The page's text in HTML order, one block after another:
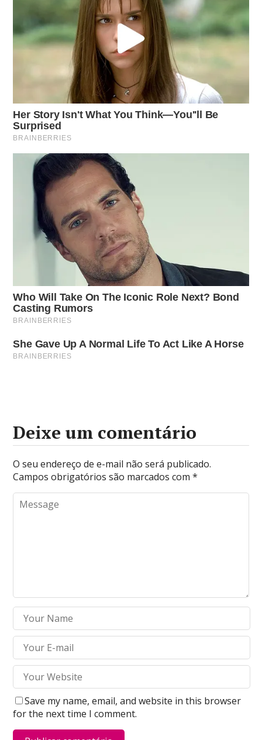
Deixe um comentário
O seu endereço de e-mail não será publicado.
Campos obrigatórios são marcados com*
Save my name, email, and website in this browser
for the next time I comment.